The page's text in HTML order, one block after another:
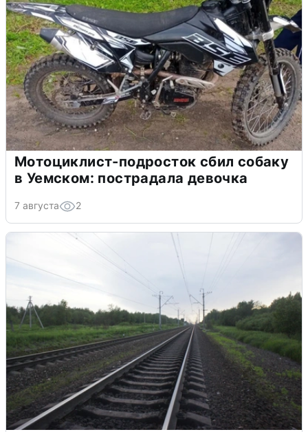
Мотоциклист-подросток сбил собаку
в Уемском: пострадала девочка
7 августа 2